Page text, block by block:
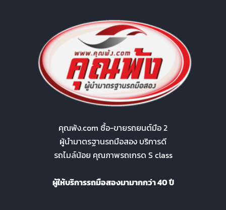
คุณพ้ง.com ซื้อ-ขายรถยนต์มือ 2
ผู้นำมาตรฐานรถมือสอง บริการดี
รถไมล์น้อย คุณภาพรถเกรด S class
ผู้ให้บริการรถมือสองมามากกว่า 40 ปี